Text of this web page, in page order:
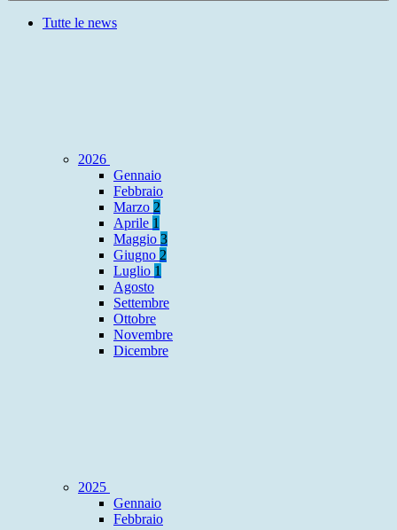
Tutte le news
2026
Gennaio
Febbraio
Marzo 2
Aprile 1
Maggio 3
Giugno 2
Luglio 1
Agosto
Settembre
Ottobre
Novembre
Dicembre
2025
Gennaio
Febbraio